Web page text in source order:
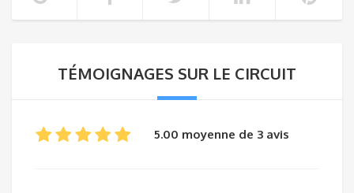
TÉMOIGNAGES SUR LE CIRCUIT
5.00 moyenne de 3 avis